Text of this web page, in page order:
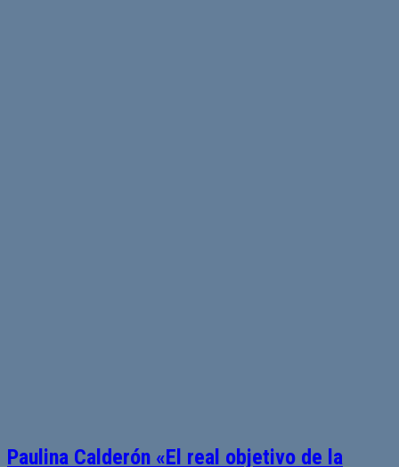
Paulina Calderón «El real objetivo de la